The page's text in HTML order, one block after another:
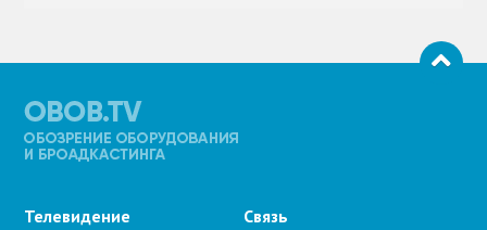
Телевидение Связь